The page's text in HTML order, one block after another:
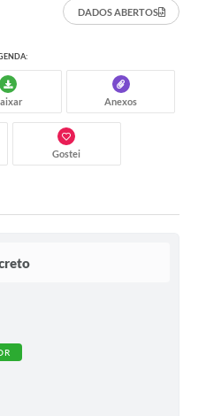
DADOS ABERTOS
Anexos
Gostei